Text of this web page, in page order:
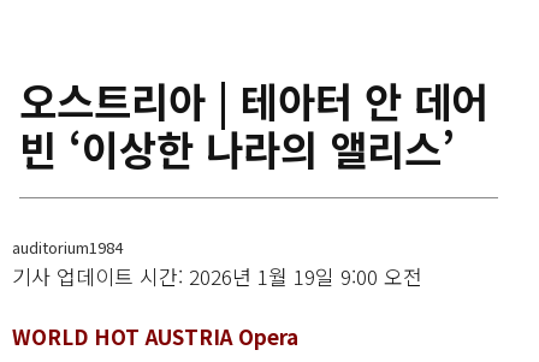
오스트리아 | 테아터 안 데어
빈 ‘이상한 나라의 앨리스’
auditorium1984
기사 업데이트 시간: 2026년 1월 19일 9:00 오전
WORLD HOT AUSTRIA Opera